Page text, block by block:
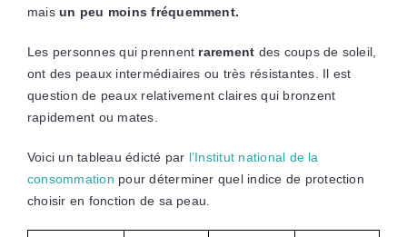
maisun peu moins fréquemment.
Les personnes qui prennent rarement des coups de soleil,
ont des peaux intermédiaires ou très résistantes. Il est
question de peaux relativement claires qui bronzent
rapidement ou mates.
Voici un tableau édicté par l’Institut national de la
consommation pour déterminer quel indice de protection
choisir en fonction de sa peau.